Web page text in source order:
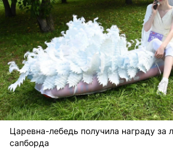
Царевна-лебедь получила награду за
сапборда